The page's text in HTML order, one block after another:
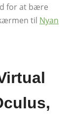
for at bære
til Nyan